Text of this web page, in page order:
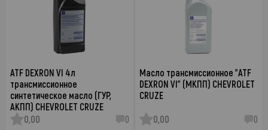
ATF DEXRON VI 4л
трансмиссионное
синтетическое масло (ГУР,
АКПП) CHEVROLET CRUZE
0,00
0
Масло трансмиссионное "ATF
DEXRON VI" (МКПП) CHEVROLET
CRUZE
0,00 0